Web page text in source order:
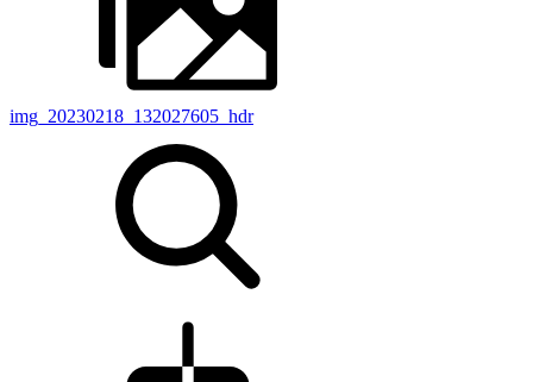
img_20230218_132027605_hdr